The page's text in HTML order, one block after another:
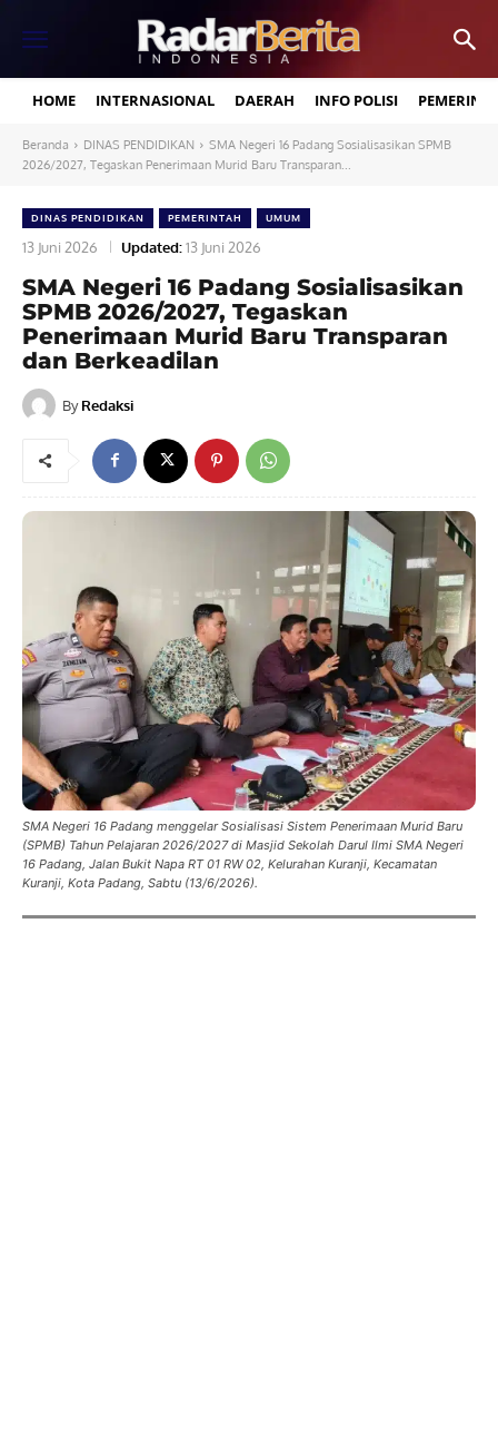
HOME INTERNASIONAL DAERAH INFO POLISI
Beranda DINAS PENDIDIKAN
SMA Negeri 16 Padang Sosialisasikan SPMB
2026/2027, Tegaskan Penerimaan Murid Baru Transparan...
DINAS PENDIDIKAN PEMERINTAH UMUM
13 Juni 2026 Updated:13 Juni 2026
SMA Negeri 16 Padang Sosialisasikan
SPMB 2026/2027, Tegaskan
Penerimaan Murid Baru Transparan
dan Berkeadilan
By Redaksi
SMA Negeri 16 Padang menggelar Sosialisasi Sistem Penerimaan Murid Baru
(SPMB) Tahun Pelajaran 2026/2027 di Masjid Sekolah Darul Ilmi SMA Negeri
16 Padang, Jalan Bukit Napa RT 01 RW 02, Kelurahan Kuranji, Kecamatan
Kuranji, Kota Padang, Sabtu (13/6/2026).